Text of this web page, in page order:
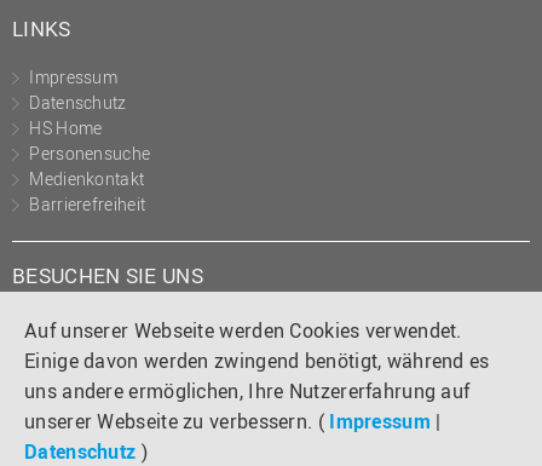
Auf unserer Webseite werden Cookies verwendet.
Einige davon werden zwingend benötigt, während es
uns andere ermöglichen, Ihre Nutzererfahrung auf
unserer Webseite zu verbessern. ( Impressum |
Datenschutz )
LINKS
Impressum
Datenschutz
HS Home
Personensuche
Medienkontakt
Barrierefreiheit
BESUCHEN SIE UNS
Instagram
TiktokLinkedIn
YouTube
Facebook